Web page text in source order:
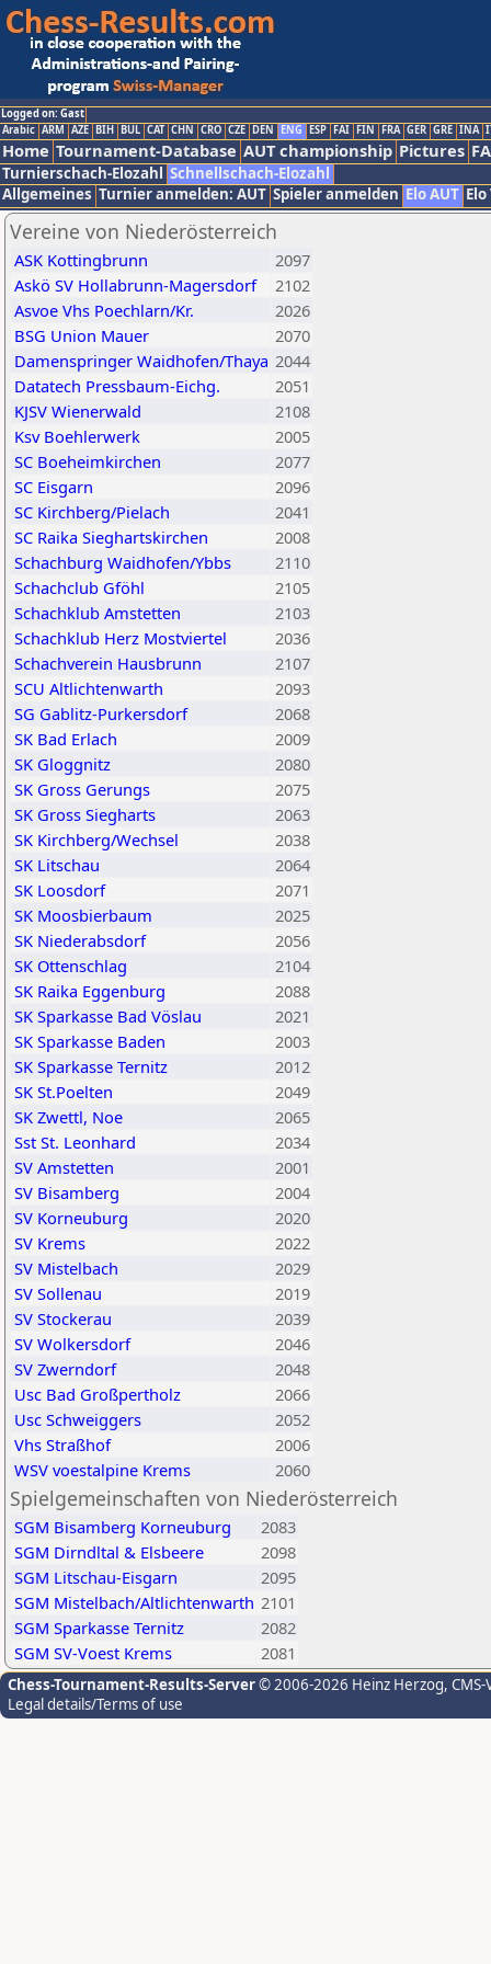
Logged on: Gast
Arabic ARM AZE BIH BUL CAT CHN CRO CZE DEN ENG ESP FAI FIN FRA GER GRE INA
Home Tournament-Database AUT championship Pictures
Turnierschach-Elozahl Schnellschach-Elozahl
Allgemeines Turnier anmelden: AUT Spieler anmelden Elo AUT
Vereine von Niederösterreich
ASK Kottingbrunn
2097
Askö SV Hollabrunn-Magersdorf
2102
Asvoe Vhs Poechlarn/Kr.
2026
BSG Union Mauer
2070
Damenspringer Waidhofen/Thaya 2044
Datatech Pressbaum-Eichg.
2051
KJSV Wienerwald
2108
Ksv Boehlerwerk
2005
SC Boeheimkirchen
2077
SC Eisgarn
2096
SC Kirchberg/Pielach
2041
SC Raika Sieghartskirchen
2008
Schachburg Waidhofen/Ybbs
2110
Schachclub Gföhl
2105
Schachklub Amstetten
2103
Schachklub Herz Mostviertel
2036
Schachverein Hausbrunn
2107
SCU Altlichtenwarth
2093
SG Gablitz-Purkersdorf
2068
SK Bad Erlach
2009
SK Gloggnitz
2080
SK Gross Gerungs
2075
SK Gross Siegharts
2063
SK Kirchberg/Wechsel
2038
SK Litschau
2064
SK Loosdorf
2071
SK Moosbierbaum
2025
SK Niederabsdorf
2056
SK Ottenschlag
2104
SK Raika Eggenburg
2088
SK Sparkasse Bad Vöslau
2021
SK Sparkasse Baden
2003
SK Sparkasse Ternitz
2012
SK St.Poelten
2049
SK Zwettl, Noe
2065
Sst St. Leonhard
2034
SV Amstetten
2001
SV Bisamberg
2004
SV Korneuburg
2020
SV Krems
2022
SV Mistelbach
2029
SV Sollenau
2019
SV Stockerau
2039
SV Wolkersdorf
2046
SV Zwerndorf
2048
Usc Bad Großpertholz
2066
Usc Schweiggers
2052
Vhs Straßhof
2006
WSV voestalpine Krems
2060
Spielgemeinschaften von Niederösterreich
SGM Bisamberg Korneuburg
2083
SGM Dirndltal & Elsbeere
2098
SGM Litschau-Eisgarn
2095
SGM Mistelbach/Altlichtenwarth 2101
SGM Sparkasse Ternitz
2082
SGM SV-Voest Krems
2081
Chess-Tournament-Results-Server© 2006-2026 Heinz Herzog,
Legal details/Terms of use